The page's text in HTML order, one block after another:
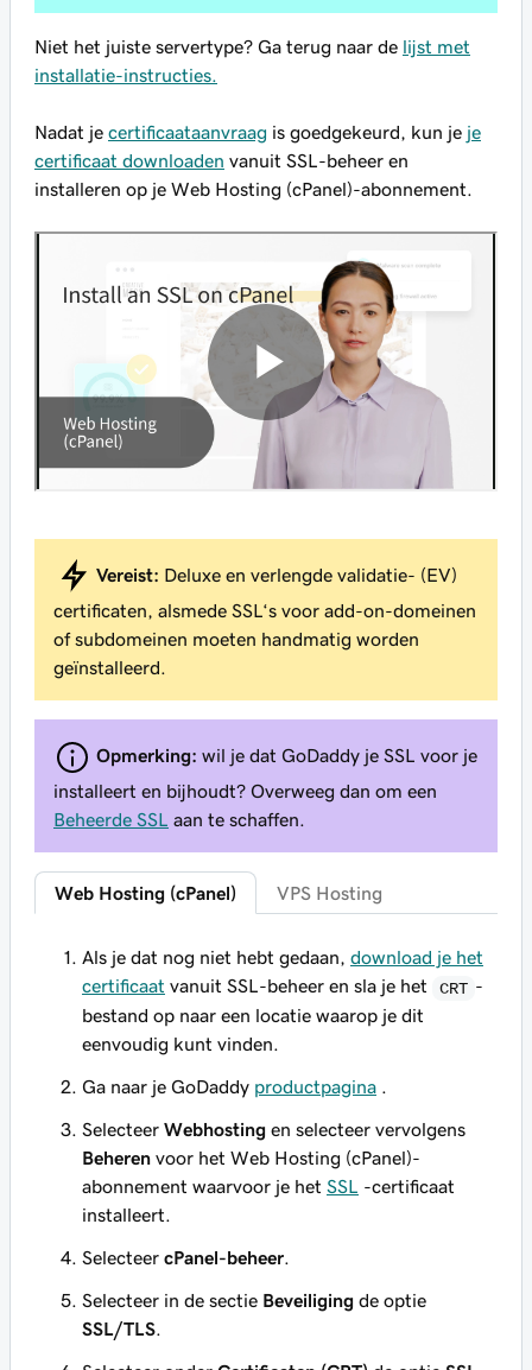
Niet het juiste servertype? Ga terug naar de lijst met
installatie-instructies.
Nadat je certificaataanvraag is goedgekeurd, kun je je
certificaat downloaden vanuit SSL-beheer en
installeren op je Web Hosting (cPanel)-abonnement.
Vereist: Deluxe en verlengde validatie- (EV)
certificaten, alsmede SSL‘s voor add-on-domeinen
of subdomeinen moeten handmatig worden
geïnstalleerd.
Opmerking: wil je dat GoDaddy je SSL voor je
installeert en bijhoudt? Overweeg dan om een
Beheerde SSL aan te schaffen.
Web Hosting (cPanel) VPS Hosting
Als je dat nog niet hebt gedaan, download je het
certificaat vanuit SSL-beheer en sla je het CRT -
bestand op naar een locatie waarop je dit
eenvoudig kunt vinden.
Ga naar je GoDaddy productpagina .
Selecteer Webhosting en selecteer vervolgens
Beheren voor het Web Hosting (cPanel)-
abonnement waarvoor je het SSL -certificaat
installeert.
Selecteer cPanel-beheer.
Selecteer in de sectie Beveiliging de optie
SSL/TLS.